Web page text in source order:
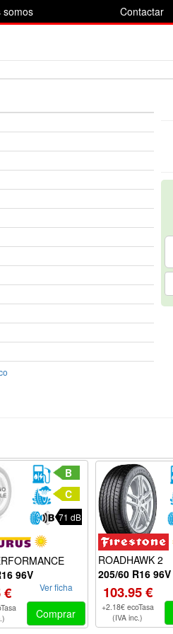
somos Contactar
B
C
71 dB
96V
€ Ver ficha
Comprar
ROADHAWK 2
205/60 R16 96V
103.95 €
+2.18€ ecoTasa
(IVA inc.)